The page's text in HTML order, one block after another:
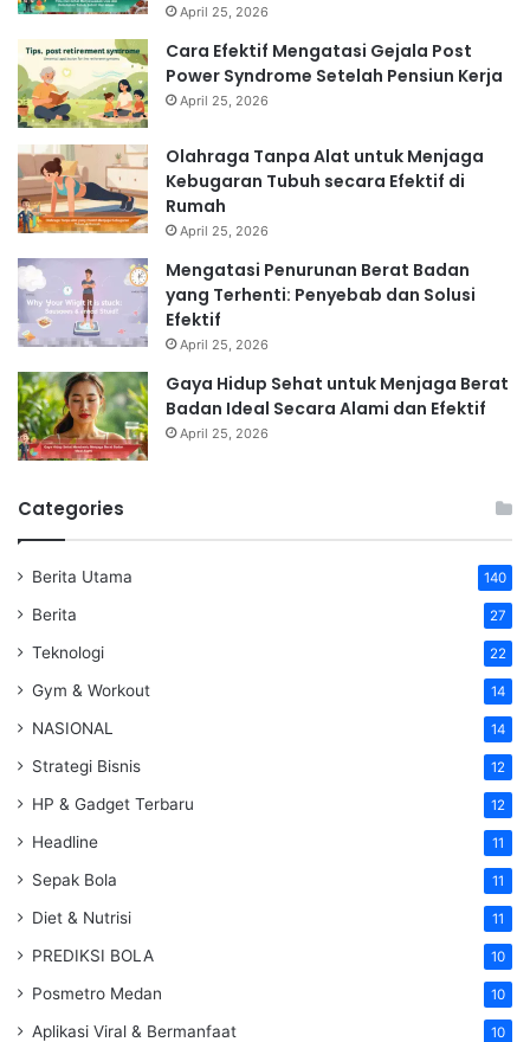
April 25, 2026
Cara Efektif Mengatasi Gejala Post
Power Syndrome Setelah Pensiun Kerja
April 25, 2026
Olahraga Tanpa Alat untuk Menjaga
Kebugaran Tubuh secara Efektif di
Rumah
April 25, 2026
Mengatasi Penurunan Berat Badan
yang Terhenti: Penyebab dan Solusi
Efektif
April 25, 2026
Gaya Hidup Sehat untuk Menjaga Berat
Badan Ideal Secara Alami dan Efektif
April 25, 2026
Categories
Berita Utama 140
Berita 27
Teknologi 22
Gym & Workout 14
NASIONAL 14
Strategi Bisnis 12
HP & Gadget Terbaru 12
Headline 11
Sepak Bola 11
Diet & Nutrisi 11
PREDIKSI BOLA 10
Posmetro Medan 10
Aplikasi Viral & Bermanfaat 10